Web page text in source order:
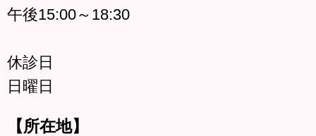
午後15:00～18:30
休診日
日曜日
【所在地】